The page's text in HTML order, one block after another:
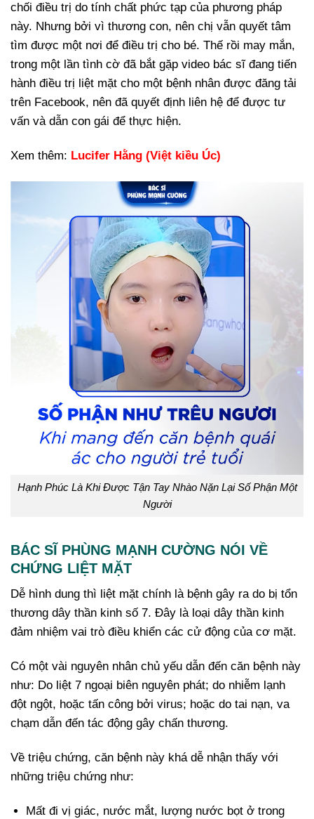
chối điều trị do tính chất phức tạp của phương pháp
này. Nhưng bởi vì thương con, nên chị vẫn quyết tâm
tìm được một nơi để điều trị cho bé. Thế rồi may mắn,
trong một lần tình cờ đã bắt gặp video bác sĩ đang tiến
hành điều trị liệt mặt cho một bệnh nhân được đăng tải
trên Facebook, nên đã quyết định liên hệ để được tư
vấn và dẫn con gái để thực hiện.
Xem thêm: Lucifer Hằng (Việt kiều Úc)
Hạnh Phúc Là Khi Được Tận Tay Nhào Nặn Lại Số Phận Một
Người
BÁC SĨ PHÙNG MẠNH CƯỜNG NÓI VỀ
CHỨNG LIỆT MẶT
Dễ hình dung thì liệt mặt chính là bệnh gây ra do bị tổn
thương dây thần kinh số 7. Đây là loại dây thần kinh
đảm nhiệm vai trò điều khiển các cử động của cơ mặt.
Có một vài nguyên nhân chủ yếu dẫn đến căn bệnh này
như: Do liệt 7 ngoại biên nguyên phát; do nhiễm lạnh
đột ngột, hoặc tấn công bởi virus; hoặc do tai nạn, va
chạm dẫn đến tác động gây chấn thương.
Về triệu chứng, căn bệnh này khá dễ nhận thấy với
những triệu chứng như:
Mất đi vị giác, nước mắt, lượng nước bọt ở trong